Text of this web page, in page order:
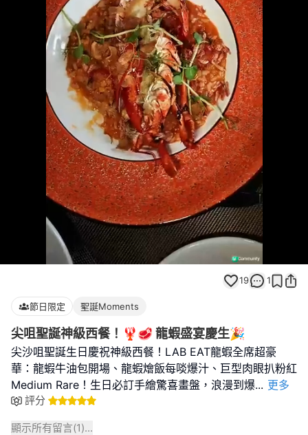
Loaded :
100.00%
19 1
節日限定 聖誕Moments
尖咀聖誕神級西餐！🦞🥩 龍蝦盛宴慶生🎉
尖沙咀聖誕生日慶祝神級西餐！LAB EAT龍蝦全席超豪
華：龍蝦牛油包開場、龍蝦燴飯每啖爆汁、巨型肉眼扒粉紅
Medium Rare！生日必訂手繪驚喜畫盤，浪漫到爆... 更多
評分
顯示所有留言(1)...